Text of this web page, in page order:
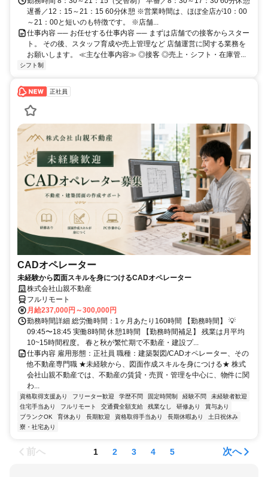
遅番／12：15～21：15 60分休憩 ※営業時間は、ほぼ全店が10：00
～21：00と短いのも特徴です。 ※店舗...
仕事内容 ── お任せする仕事内容 ── まずは店舗での接客からスター
ト。 その後、スタッフ育成や売上管理など 店舗運営に関する業務を
お願いします。 ≪主な仕事内容≫ ◎接客 ◎売上・シフト・在庫管...
シフト制
正社員
CADオペレーター
未経験から図面スキルを身につけるCADオペレーター
株式会社山親不動産
フルリモート
月給237,000円～300,000円
勤務時間詳細 総労働時間：1ヶ月あたり160時間 【勤務時間】 💡
09:45〜18:45 実働8時間 休憩1時間 【勤務時間補足】 残業は月平均
10~15時間程度。 春と秋が繁忙期で不動産・建設プ...
仕事内容 雇用形態：正社員 職種：建築製図/CADオペレーター、その
他不動産専門職 ★未経験から、図面作成スキルを身につける★ 株式
会社山親不動産では、不動産の賃貸・売買・管理を中心に、物件に関
わ...
資格取得支援あり フリーター歓迎 学歴不問 固定時間制 経験不問
未経験者歓迎
住宅手当あり
フルリモート 交通費全額支給 残業なし 研修あり
賞与あり
ブランクOK
育休あり 長期歓迎 資格取得手当あり 長期休暇あり
土日祝休み
寮・社宅あり
前へ 1 2 3 4 5 次へ